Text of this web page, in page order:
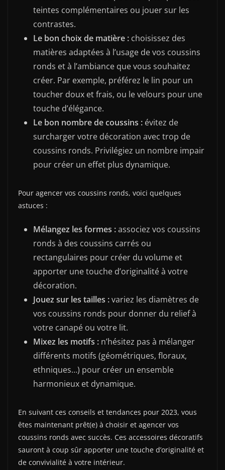
teintes complémentaires ou jouer sur les
contrastes.
Le bon choix de matière : choisissez des
matières adaptées à l’usage de vos coussins
ronds et à l’ambiance que vous souhaitez
créer. Par exemple, préférez le lin pour un
toucher doux et frais, ou le velours pour une
touche d’élégance.
Le bon nombre de coussins : évitez de
surcharger votre décoration avec trop de
coussins ronds. Privilégiez un nombre impair
pour créer un effet plus dynamique.
Pour agencer vos coussins ronds, voici quelques
astuces :
Mélangez les formes :associez vos coussins
ronds à des coussins carrés ou
rectangulaires pour créer du volume et
apporter une touche d’originalité à votre
décoration.
Jouez sur les tailles :variez les diamètres de
vos coussins ronds pour donner du relief à
votre canapé ou votre lit.
Mixez les motifs : n’hésitez pas à mélanger
différents motifs (géométriques, floraux,
ethniques…) pour créer un ensemble
harmonieux et dynamique.
En suivant ces conseils et tendances pour 2023, vous
êtes maintenant prêt(e) à choisir et agencer vos
coussins ronds avec succès. Ces accessoires décoratifs
sauront à coup sûr apporter une touche d’originalité et
de convivialité à votre intérieur.